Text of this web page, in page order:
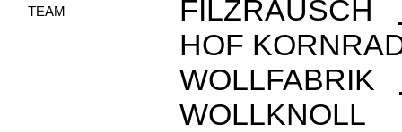
TEAM
FILZRAUSCH
HOF
WOLLFABRIK